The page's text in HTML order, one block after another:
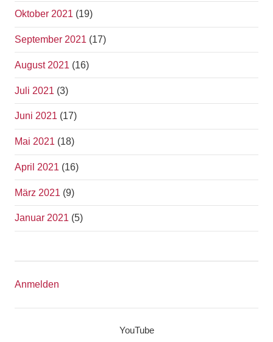
Oktober 2021 (19)
September 2021 (17)
August 2021 (16)
Juli 2021 (3)
Juni 2021 (17)
Mai 2021 (18)
April 2021 (16)
März 2021 (9)
Januar 2021 (5)
Anmelden
YouTube